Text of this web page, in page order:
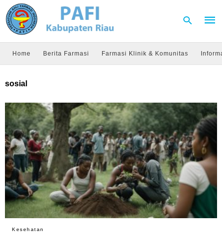
and
hit
Home Berita Farmasi Farmasi Klinik & Komunitas
sosial
Kesehatan